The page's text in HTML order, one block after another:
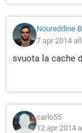
Noureddine
7 apr 2014
svuota la cache
carlo55
12 apr 2014